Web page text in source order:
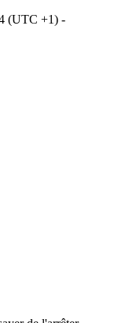
(UTC +1) -